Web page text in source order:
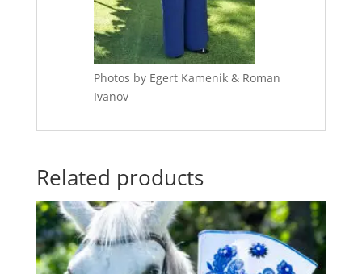
Photos by Egert Kamenik & Roman
Ivanov
Related products